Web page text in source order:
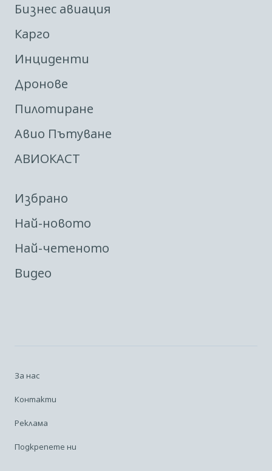
Бизнес авиация
Карго
Инциденти
Дронове
Пилотиране
Авио Пътуване
АВИОКАСТ
Избрано
Най-новото
Най-четеното
Видео
За нас
Контакти
Реклама
Подкрепете ни